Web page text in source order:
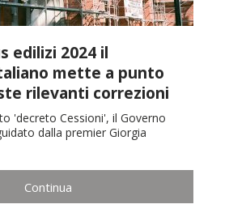
edilizi 2024 il
mette a punto
rilevanti correzioni
'decreto Cessioni', il Governo
dalla premier Giorgia
Continua